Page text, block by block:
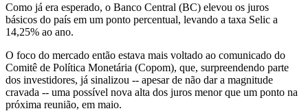
Como já era esperado, o Banco Central (BC) elevou os juros
básicos do país em um ponto percentual, levando a taxa Selic a
14,25% ao ano.
O foco do mercado então estava mais voltado ao comunicado do
Comitê de Política Monetária (Copom), que, surpreendendo parte
dos investidores, já sinalizou -- apesar de não dar a magnitude
cravada -- uma possível nova alta dos juros menor que um ponto na
próxima reunião, em maio.